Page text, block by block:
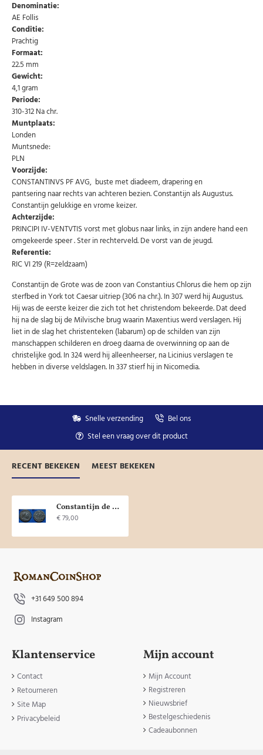
email
AANMELDEN
Uw gegevens worden niet gedeeld met derden
Niet meer opnieuw tonen.
Denominatie:
AE Follis
Conditie:
Prachtig
Formaat:
22.5 mm
Gewicht:
4,1 gram
Periode:
310-312 Na chr.
Muntplaats:
Londen
Muntsnede:
PLN
Voorzijde:
CONSTANTINVS PF AVG, buste met diadeem, drapering en
pantsering naar rechts van achteren bezien. Constantijn als Augustus.
Constantijn gelukkige en vrome keizer.
Achterzijde:
PRINCIPI IV-VENTVTIS vorst met globus naar links, in zijn andere hand een
omgekeerde speer . Ster in rechterveld. De vorst van de jeugd.
Referentie:
RIC VI 219 (R=zeldzaam)
Constantijn de Grote was de zoon van Constantius Chlorus die hem op zijn
sterfbed in York tot Caesar uitriep (306 na chr.). In 307 werd hij Augustus.
Hij was de eerste keizer die zich tot het christendom bekeerde. Dat deed
hij na de slag bij de Milvische brug waarin Maxentius werd verslagen. Hij
liet in de slag het christenteken (labarum) op de schilden van zijn
manschappen schilderen en droeg daarna de overwinning op aan de
christelijke god. In 324 werd hij alleenheerser, na Licinius verslagen te
hebben in diverse veldslagen. In 337 stierf hij in Nicomedia.
Snelle verzending
Bel ons
Stel een vraag over dit product
RECENT BEKEKEN MEEST BEKEKEN
Constantijn de Grote - PRINCIPI IVVENTVTIS, londen, prachtig en zeldzaam! (D1909)
€ 79,00
+31 649 500 894
Instagram
Klantenservice
Contact
Retourneren
Site Map
Privacybeleid
Mijn account
Mijn Account
Registreren
Nieuwsbrief
Bestelgeschiedenis
Cadeaubonnen